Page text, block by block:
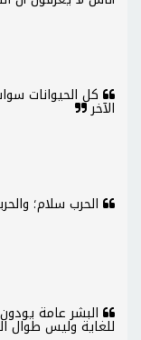
كل الحيوانات
الآخر
الحرب سلام؛
البشر عامة
للغاية وليس طوال